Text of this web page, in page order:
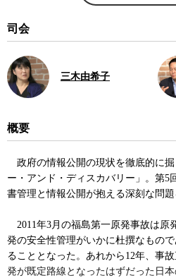
司会
三木由希子
概要
政府の情報公開の現状を徹底的に
ー・アンド・ディスカバリー」。第5
書管理と情報公開が抱える深刻な問題
2011年3月の福島第一原発事故は原
発の安全性管理がいかに杜撰なもの
ることとなった。あれから12年、事
発が既定路線となったはずだった日